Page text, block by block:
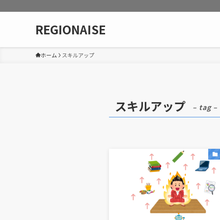
REGIONAISE
ホーム スキルアップ
スキルアップ – tag –